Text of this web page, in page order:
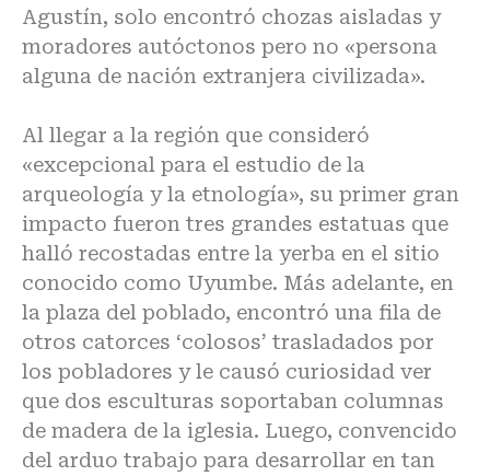
Agustín, solo encontró chozas aisladas y
moradores autóctonos pero no «persona
alguna de nación extranjera civilizada».
Al llegar a la región que consideró
«excepcional para el estudio de la
arqueología y la etnología», su primer gran
impacto fueron tres grandes estatuas que
halló recostadas entre la yerba en el sitio
conocido como Uyumbe. Más adelante, en
la plaza del poblado, encontró una fila de
otros catorces ‘colosos’ trasladados por
los pobladores y le causó curiosidad ver
que dos esculturas soportaban columnas
de madera de la iglesia. Luego, convencido
del arduo trabajo para desarrollar en tan